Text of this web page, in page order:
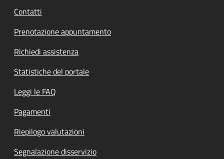
Contatti
Prenotazione appuntamento
Richiedi assistenza
Statistiche del portale
Leggi le FAQ
Pagamenti
Riepilogo valutazioni
Segnalazione disservizio